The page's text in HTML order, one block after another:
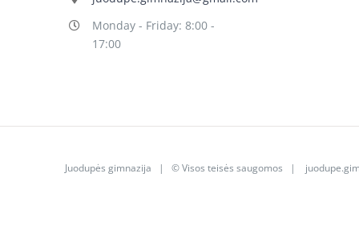
Monday - Friday: 8:00 -
17:00
Juodupės gimnazija | © Visos teisės saugomos |